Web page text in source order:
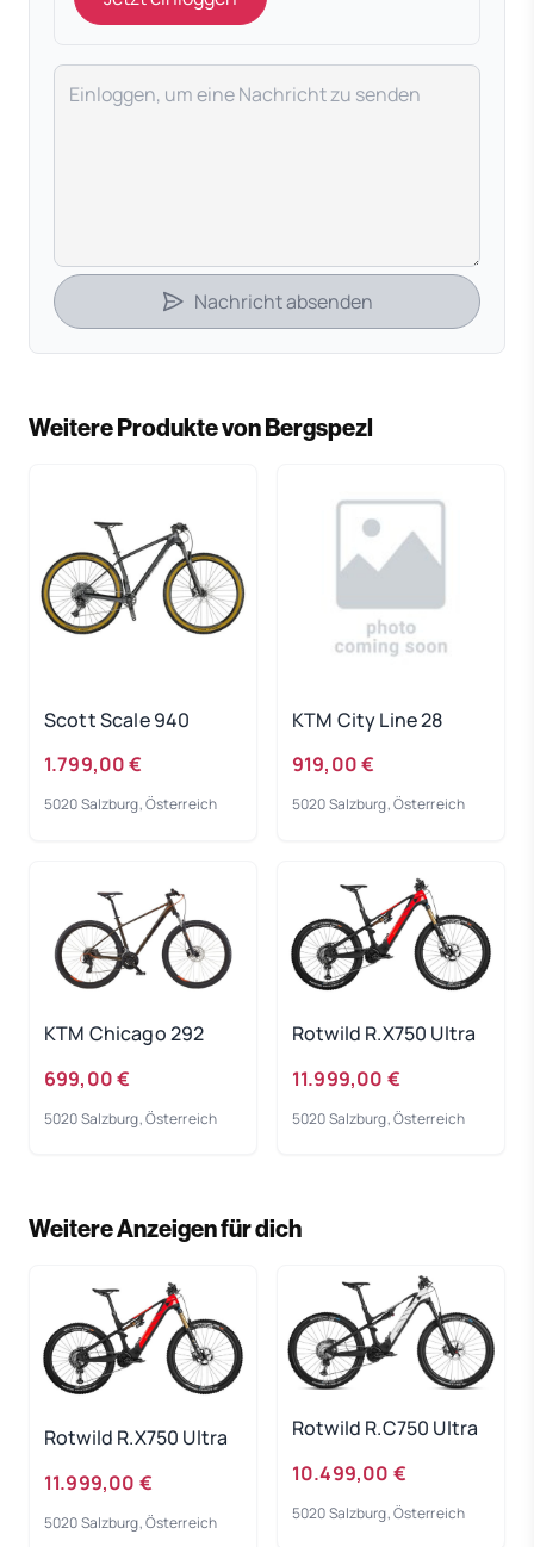
Deine Nachricht
Nachricht absenden
Weitere Produkte von Bergspezl
Scott Scale 940
1.799,00 €
5020 Salzburg, Österreich
KTM City Line 28
919,00 €
5020 Salzburg, Österreich
KTM Chicago 292
699,00 €
5020 Salzburg, Österreich
Rotwild R.X750 Ultra
11.999,00 €
5020 Salzburg, Österreich
Weitere Anzeigen für dich
Rotwild R.X750 Ultra
11.999,00 €
5020 Salzburg, Österreich
Rotwild R.C750 Ultra
10.499,00 €
5020 Salzburg, Österreich